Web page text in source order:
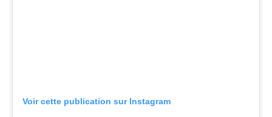
Voir cette publication sur Instagram